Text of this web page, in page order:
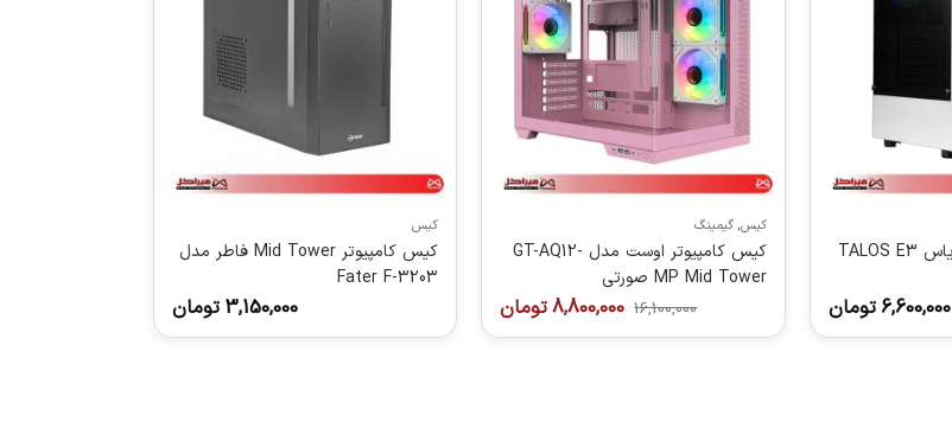
کیس کامپیوتر گیم دیاس TALOS E3
6,600,000 تومان
کیس,گیمینگ
کیس کامپیوتر اوست مدل GT-AQ12-
MP Mid Tower صورتی
16,100,000
8,800,000تومان
کیس
کیس کامپیوتر Mid Tower فاطر مدل
Fater F-3203
3,150,000 تومان